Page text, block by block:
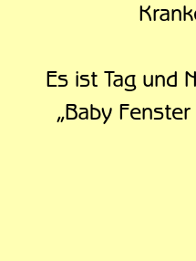
Es ist Tag und
„Baby